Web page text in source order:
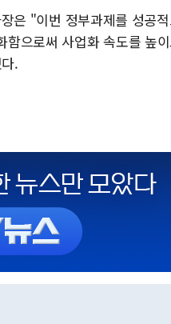
은 "이번 정부과제를 성공
으로써 사업화 속도를 높
.